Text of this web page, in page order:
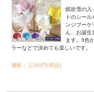
紙吹雪の入
トのシー
ンジブー
ん、お誕生
ます。9色
ラーなどで決めても楽しいです。
価格： 2,500円(税込)